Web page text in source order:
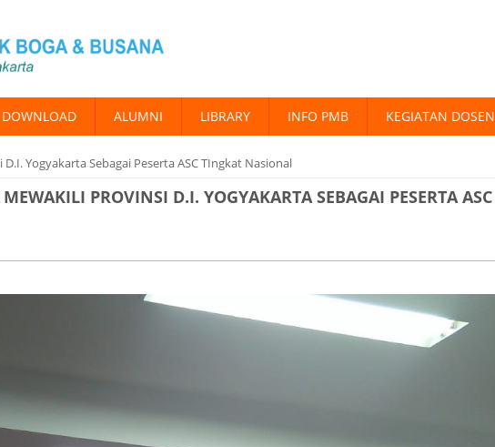
DOWNLOAD ALUMNI LIBRARY INFO PMB KEGIATAN DOSEN
Yogyakarta Sebagai Peserta ASC TIngkat Nasional
PROVINSI D.I. YOGYAKARTA SEBAGAI PESERTA ASC